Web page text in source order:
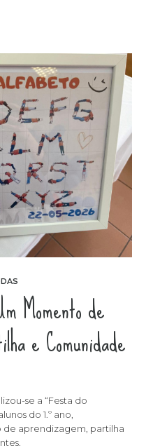
Momento de
e Comunidade
se a “Festa do
do 1.º ano,
aprendizagem, partilha